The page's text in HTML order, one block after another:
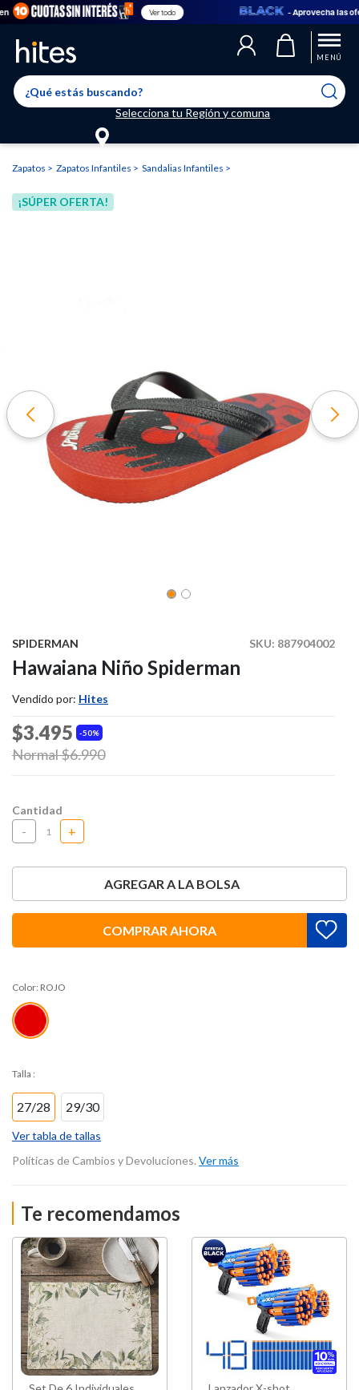
Ver todo - Aprovecha las
MENÚ
Selecciona tu Región y comuna
El producto ha sido eliminado correctamente
El producto ha sido agregado a tu lista de favoritos correctamente
Llegaste al límite de productos favoritos permitidos, para agregar
uno nuevo ingresa a “Mi cuenta” y elimina los que ya no necesitas.
Zapatos Zapatos Infantiles Sandalias Infantiles
¡SÚPER OFERTA!
SKU: 887904002
SPIDERMAN
Hawaiana Niño Spiderman
Vendido por: Hites
50%
$3.495
Price reduced from
Normal $6.990to
Cantidad
- +
AGREGAR A LA BOLSA
COMPRAR AHORA
Color: ROJO
Talla :
27/28 29/30
Ver tabla de tallas
Políticas de Cambios y Devoluciones. Ver más
Te recomendamos